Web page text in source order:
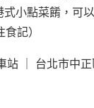
小點菜餚，可
記）
站 台北市中